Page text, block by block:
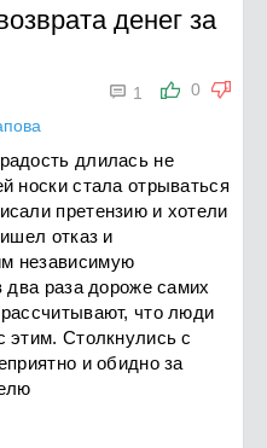
денег за
0
 1
длилась не
носки стала отрываться
претензию и хотели
отказ и
незавиcимую
два раза дороже самих
что люди
этим. Столкнулись с
и обидно за